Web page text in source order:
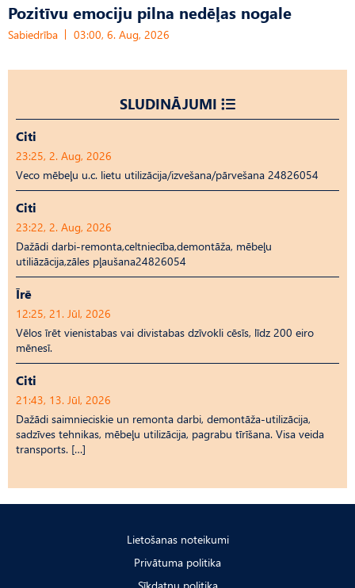
Pozitīvu emociju pilna nedēļas nogale
Sabiedrība 03:00, 6. Aug, 2026
SLUDINĀJUMI
Citi
23:25, 2. Aug, 2026
Veco mēbeļu u.c. lietu utilizācija/izvešana/pārvešana 24826054
Citi
23:22, 2. Aug, 2026
Dažādi darbi-remonta,celtniecība,demontāža, mēbeļu
utiliāzācija,zāles pļaušana24826054
Īrē
12:25, 21. Jūl, 2026
Vēlos īrēt vienistabas vai divistabas dzīvokli cēsīs, līdz 200 eiro
mēnesī.
Citi
21:43, 13. Jūl, 2026
Dažādi saimnieciskie un remonta darbi, demontāža-utilizācija,
sadzīves tehnikas, mēbeļu utilizācija, pagrabu tīrīšana. Visa veida
transports. […]
Lietošanas noteikumi
Privātuma politika